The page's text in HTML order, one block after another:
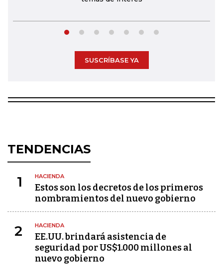
SUSCRÍBASE YA
TENDENCIAS
1 HACIENDA
Estos son los decretos de los primeros
nombramientos del nuevo gobierno
2 HACIENDA
EE.UU. brindará asistencia de
seguridad por US$1.000 millones al
nuevo gobierno